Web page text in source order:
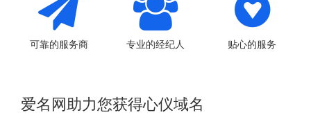
可靠的服务商 专业的经纪人 贴心的服务
爱名网助力您获得心仪域名